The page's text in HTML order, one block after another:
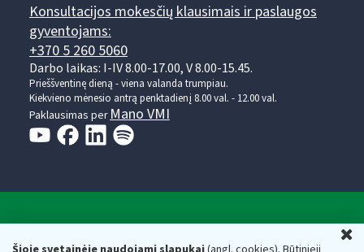
Konsultacijos mokesčių klausimais ir paslaugos
gyventojams:
+370 5 260 5060
Darbo laikas: I-IV 8.00-17.00, V 8.00-15.45.
Prieššventinę dieną - viena valanda trumpiau.
Kiekvieno mėnesio antrą penktadienį 8.00 val. - 12.00 val.
Paklausimas per Mano VMI